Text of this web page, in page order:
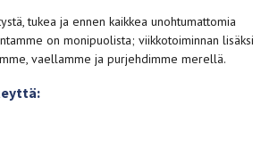
tukea ja ennen kaikkea unohtumattomia
on monipuolista; viikkotoiminnan lisäksi
vaellamme ja purjehdimme merellä.